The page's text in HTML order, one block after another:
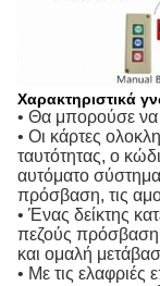
Χαρακτηριστικά
• Θα μπορούσε να
• Οι κάρτες
ταυτότητας, ο
αυτόματο
πρόσβαση, τις
• Ένας δείκτης
πεζούς
και ομαλή
• Με τις